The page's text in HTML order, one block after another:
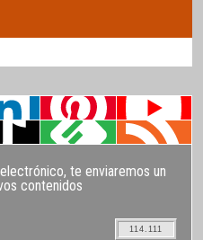
te enviaremos un
contenidos
114.111